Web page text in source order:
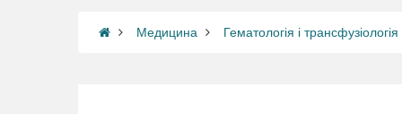
Медицина Гематологія і трансфузіологія